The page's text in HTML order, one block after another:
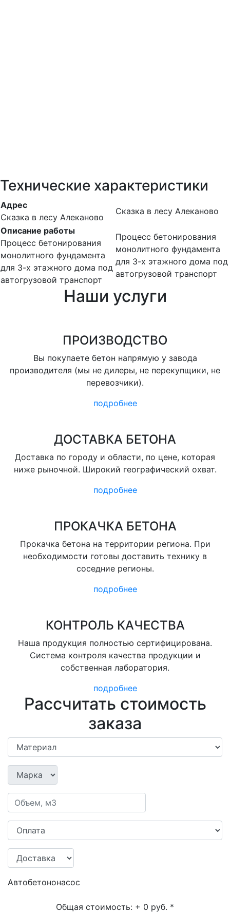
Технические характеристики
Адрес
Сказка в лесу Алеканово
Сказка в лесу Алеканово
Описание работы
Процесс бетонирования
монолитного фундамента
для 3-х этажного дома под
автогрузовой транспорт
Процесс бетонирования
монолитного фундамента
для 3-х этажного дома под
автогрузовой транспорт
Наши услуги
ПРОИЗВОДСТВО
Вы покупаете бетон напрямую у завода
производителя (мы не дилеры, не перекупщики, не
перевозчики).
подробнее
ДОСТАВКА БЕТОНА
Доставка по городу и области, по цене, которая
ниже рыночной. Широкий географический охват.
подробнее
ПРОКАЧКА БЕТОНА
Прокачка бетона на территории региона. При
необходимости готовы доставить технику в
соседние регионы.
подробнее
КОНТРОЛЬ КАЧЕСТВА
Наша продукция полностью сертифицирована.
Система контроля качества продукции и
собственная лаборатория.
подробнее
Рассчитать стоимость
заказа
Автобетононасос
Общая стоимость: + 0 руб. *